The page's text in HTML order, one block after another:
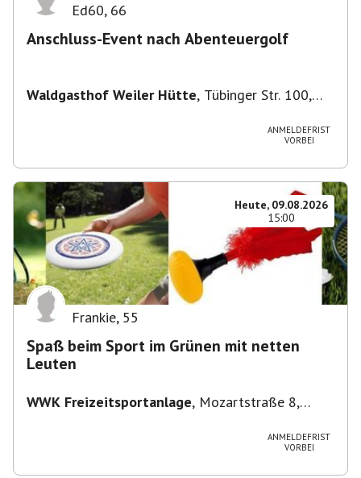
Ed60, 66
Anschluss-Event nach Abenteuergolf
Waldgasthof Weiler Hütte, Tübinger Str. 100,
ANMELDEFRIST
VORBEI
Heute, 09.08.2026
15:00
Frankie, 55
Spaß beim Sport im Grünen mit netten
Leuten
WWK Freizeitsportanlage, Mozartstraße 8,
ANMELDEFRIST
VORBEI